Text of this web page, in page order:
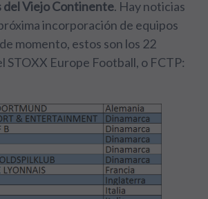
del Viejo Continente. Hay noticias
incorporación de equipos
momento, estos son los 22
STOXX Europe Football, o FCTP: